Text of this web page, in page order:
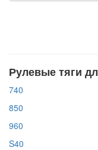
Рулевые тяги
740
850
960
S40